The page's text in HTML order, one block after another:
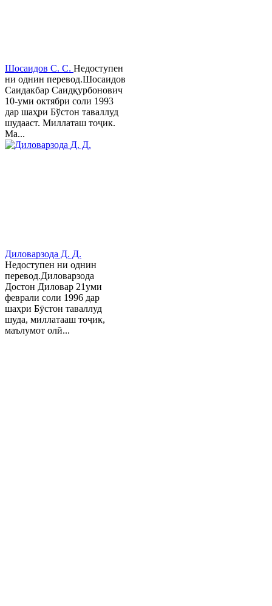
Шосаидов С. С. Недоступен
ни однин перевод.Шосаидов
Саидакбар Саидқурбонович
10-уми октябри соли 1993
дар шаҳри Бўстон таваллуд
шудааст. Миллаташ тоҷик.
Ма...
Диловарзода Д. Д.
Недоступен ни однин
перевод.Диловарзода
Достон Диловар 21уми
феврали соли 1996 дар
шаҳри Бӯстон таваллуд
шуда, миллатааш тоҷик,
маълумот олӣ...